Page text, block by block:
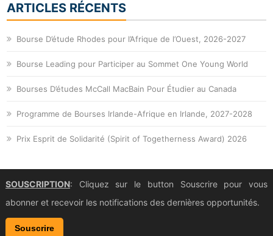
ARTICLES RÉCENTS
Bourse D’étude Rhodes pour l’Afrique de l’Ouest, 2026-2027
Bourse Leading pour Participer au Sommet One Young World
Bourses D’études McCall MacBain Pour Étudier au Canada
Programme de Bourses Irlande-Afrique en Irlande, 2027-2028
Prix Esprit de Solidarité (Spirit of Togetherness Award) 2026
SOUSCRIPTION: Cliquez sur le button Souscrire pour vous
abonner et recevoir les notifications des dernières opportunités.
Souscrire